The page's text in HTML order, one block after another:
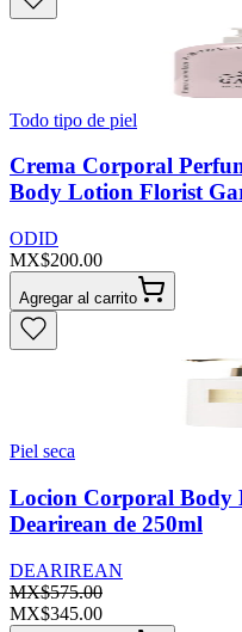
Todo tipo de piel
Crema Corporal
Body Lotion Florist
ODID
MX$200.00
Agregar al carrito
Piel seca
Locion Corporal Body
Dearirean de 250ml
DEARIREAN
MX$575.00
MX$345.00